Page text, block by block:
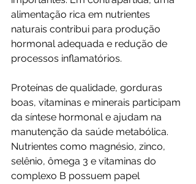
alimentação rica em nutrientes
naturais contribui para produção
hormonal adequada e redução de
processos inflamatórios.
Proteínas de qualidade, gorduras
boas, vitaminas e minerais participam
da síntese hormonal e ajudam na
manutenção da saúde metabólica.
Nutrientes como magnésio, zinco,
selênio, ômega 3 e vitaminas do
complexo B possuem papel